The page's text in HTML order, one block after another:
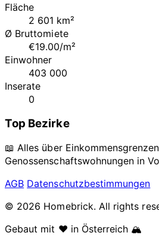
Fläche
2 601 km²
Ø Bruttomiete
€19.00/m²
Einwohner
403 000
Inserate
0
Top Bezirke
📖 Alles über
Genossenschaftswohnungen in
AGB Datenschutzbestimmungen
© 2026 Homebrick. All rights
Gebaut mit ❤️ in Österreich 🏔️